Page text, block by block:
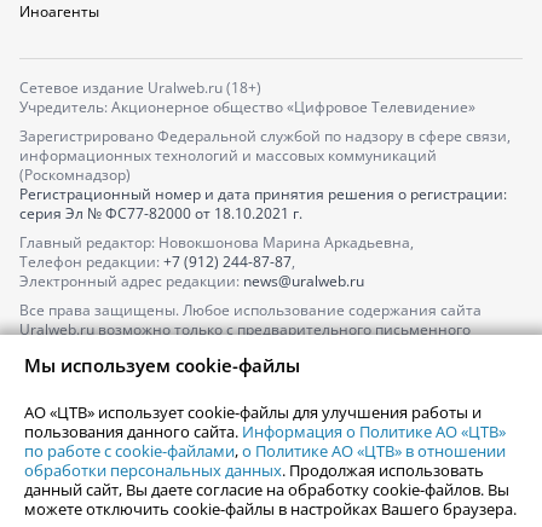
Иноагенты
Сетевое издание Uralweb.ru (18+)
Учредитель: Акционерное общество «Цифровое Телевидение»
Зарегистрировано Федеральной службой по надзору в сфере связи,
информационных технологий и массовых коммуникаций
(Роскомнадзор)
Регистрационный номер и дата принятия решения о регистрации:
серия Эл № ФС77-82000от 18.10.2021 г.
Главный редактор: Новокшонова Марина Аркадьевна,
Телефон редакции: +7 (912) 244-87-87,
Электронный адрес редакции: news@uralweb.ru
Все права защищены. Любое использование содержания сайта
Uralweb.ru возможно только с предварительного письменного
По вопросам размещения рекламы обращайтесь по тел.
По вопросам размещения информации в разделе «Афиша»
afisha@uralweb.ru
Пользовательское соглашение на использование сайта
Политика АО «ЦТВ» в отношении обработки персональных данных
Мы используем cookie-файлы
АО «ЦТВ» использует cookie-файлы для улучшения работы и
пользования данного сайта. Информация о Политике АО «ЦТВ»
по работе с cookie-файлами,о Политике АО «ЦТВ» в отношении
обработки персональных данных. Продолжая использовать
данный сайт, Вы даете согласие на обработку cookie-файлов. Вы
можете отключить cookie-файлы в настройках Вашего браузера.